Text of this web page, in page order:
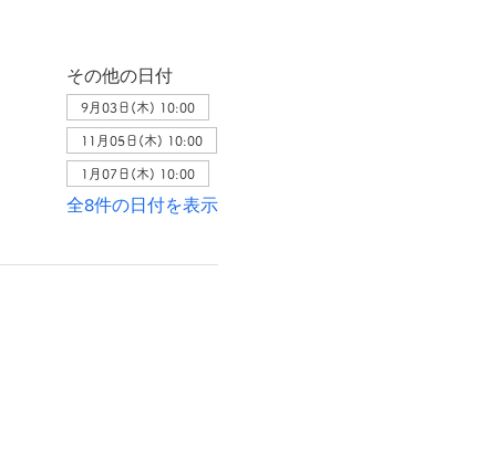
その他の日付
9月03日(木) 10:00
11月05日(木) 10:00
1月07日(木) 10:00
全8件の日付を表示